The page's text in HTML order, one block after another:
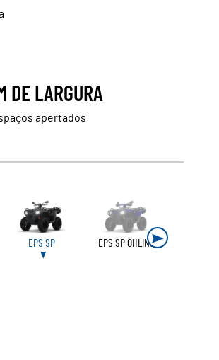
DE LARGURA
apertados
EPS SP EPS SP OHLINS